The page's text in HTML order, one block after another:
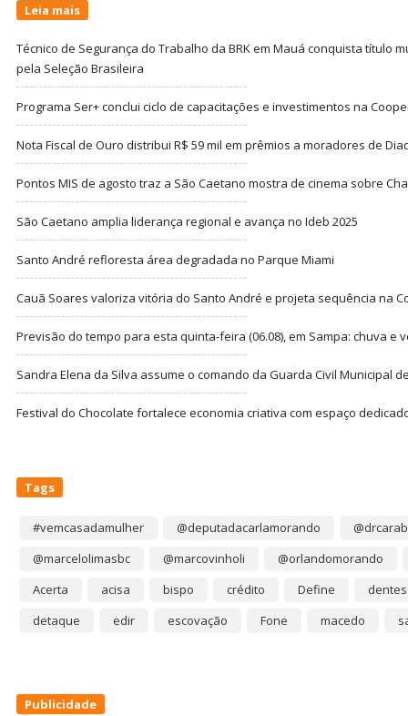
Leia mais
Técnico de Segurança do Trabalho da BRK em Mauá conquista título
pela Seleção Brasileira
Programa Ser+ conclui ciclo de capacitações e investimentos na
Nota Fiscal de Ouro distribui R$ 59 mil em prêmios a moradores de
Pontos MIS de agosto traz a São Caetano mostra de cinema sobre
São Caetano amplia liderança regional e avança no Ideb 2025
Santo André refloresta área degradada no Parque Miami
Cauã Soares valoriza vitória do Santo André e projeta sequência na
Previsão do tempo para esta quinta-feira (06.08), em Sampa: chuva e
Sandra Elena da Silva assume o comando da Guarda Civil Municipal
Festival do Chocolate fortalece economia criativa com espaço
Tags
#vemcasadamulher @deputadacarlamorando
@marcelolimasbc
@marcovinholi
@orlandomorando
Acerta
acisa bispo crédito Define
dentes
detaque
edir escovação Fone macedo
Publicidade